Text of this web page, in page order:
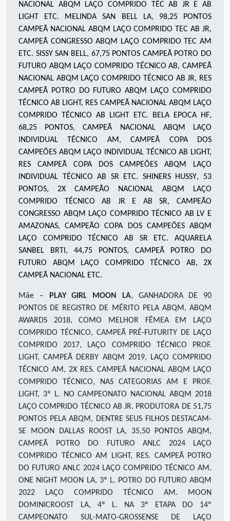
NACIONAL ABQM LAÇO COMPRIDO TÉC AB JR E AB
LIGHT ETC. MELINDA SAN BELL LA, 98,25PONTOS
CAMPEÃ NACIONAL ABQM LAÇO COMPRIDO TEC AB JR,
CAMPEÃ CONGRESSO ABQM LAÇO COMPRIDO TEC AM
ETC. SISSY SAN BELL, 67,75PONTOS CAMPEÃ POTRO DO
FUTURO ABQM LAÇO COMPRIDO TÉCNICO AB, CAMPEÃ
NACIONAL ABQM LAÇO COMPRIDO TÉCNICO AB JR, RES
CAMPEÃ POTRO DO FUTURO ABQM LAÇO COMPRIDO
TÉCNICO AB LIGHT, RES CAMPEÃ NACIONAL ABQM LAÇO
COMPRIDO TÉCNICO AB LIGHT ETC. BELA EPOCA HF,
68,25 PONTOS,CAMPEÃ NACIONAL ABQM LAÇO
INDIVIDUAL TÉCNICO AM, CAMPEÃ COPA DOS
CAMPEÕES ABQM LAÇO INDIVIDUAL TÉCNICO AB LIGHT,
RES CAMPEÃ COPA DOS CAMPEÕES ABQM LAÇO
INDIVIDUAL TÉCNICO AB SR ETC. SHINERS HUSSY, 53
PONTOS, 2X CAMPEÃO NACIONAL ABQM LAÇO
COMPRIDO TÉCNICO AB JR E AB SR, CAMPEÃO
CONGRESSO ABQM LAÇO COMPRIDO TÉCNICO AB LV E
AMAZONAS, CAMPEÃO COPA DOS CAMPEÕES ABQM
LAÇO COMPRIDO TÉCNICO AB SR ETC. AQUARELA
SANBEL BRTI , 44,75 PONTOS, CAMPEÃ POTRO DO
FUTURO ABQM LAÇO COMPRIDO TÉCNICO AB, 2X
CAMPEÃ NACIONAL ETC.
Mãe – PLAY GIRL MOON LA, GANHADORA DE 90
PONTOS DE REGISTRO DE MÉRITO PELA ABQM, ABQM
AWARDS 2018, COMO MELHOR FÊMEA EM LAÇO
COMPRIDO TÉCNICO, CAMPEÃ PRÉ-FUTURITY DE LAÇO
COMPRIDO 2017, LAÇO COMPRIDO TÉCNICO PROF.
LIGHT, CAMPEÃ DERBY ABQM 2019, LAÇO COMPRIDO
TÉCNICO AM, 2X RES. CAMPEÃ NACIONAL ABQM LAÇO
COMPRIDO TÉCNICO, NAS CATEGORIAS AM E PROF.
LIGHT, 3º L. NO CAMPEONATO NACIONAL ABQM 2018
LAÇO COMPRIDO TÉCNICO AB JR. PRODUTORA DE 51,75
PONTOS PELA ABQM, DENTRE SEUS FILHOS DESTACAM-
SE MOON DALLAS ROOST LA, 35,50 PONTOS ABQM,
CAMPEÃ POTRO DO FUTURO ANLC 2024 LAÇO
COMPRIDO TÉCNICO AM LIGHT, RES. CAMPEÃ POTRO
DO FUTURO ANLC 2024 LAÇO COMPRIDO TÉCNICO AM.
ONE NIGHT MOON LA, 3º L. POTRO DO FUTURO ABQM
2022 LAÇO COMPRIDO TÉCNICO AM. MOON
DOMINICROOST LA, 4º L. NA 3º ETAPA DO 14º
CAMPEONATO SUL-MATO-GROSSENSE DE LAÇO